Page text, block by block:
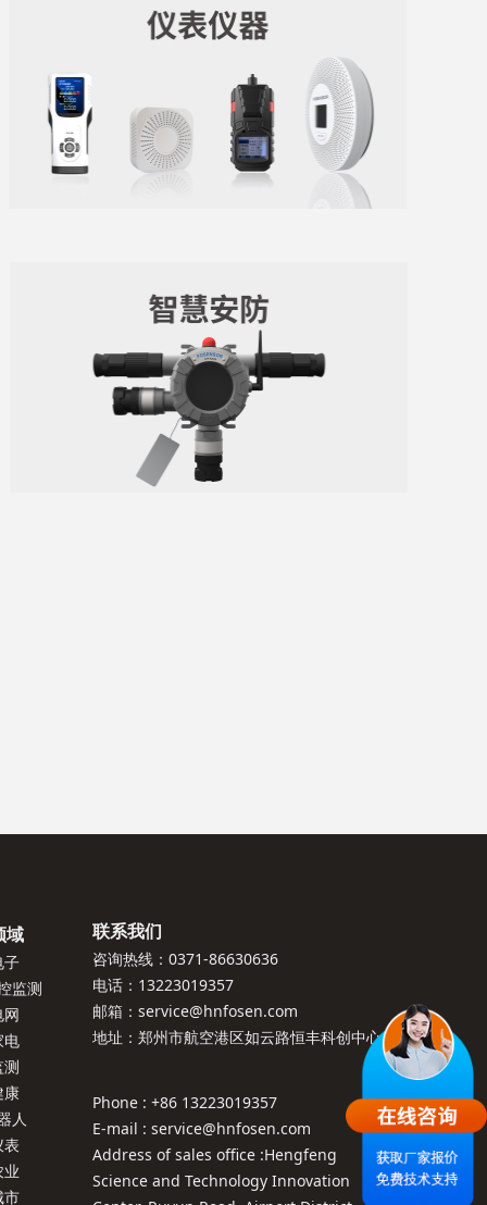
联系我们
咨询热线：0371-86630636
电话：13223019357
邮箱：service@hnfosen.com
地址：郑州市航空港区如云路恒丰科创中心
Phone : +86 13223019357
E-mail : service@hnfosen.com
Address of sales office :Hengfeng
Science and Technology Innovation
域
子
监测
电
康
人
市